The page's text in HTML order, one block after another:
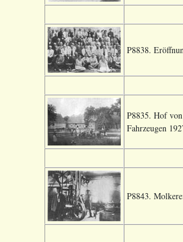
P8838.
P8835. Hof
Fahrzeugen
P8843.